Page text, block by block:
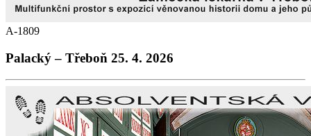
A-1809
Palacký – Třeboň 25. 4. 2026